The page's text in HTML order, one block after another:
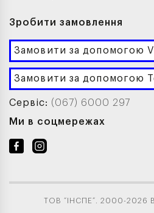
Зробити замовлення
Замовити за допомогою
Замовити за допомогою
Сервіс: (067) 6000 297
Ми в соцмережах
ТОВ “ІНСПЕ”. 2000-2026